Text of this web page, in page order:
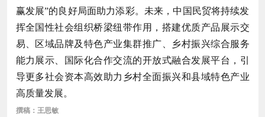
赢发展”的良好局面助力添彩。未来，中国民贸将持续发
挥全国性社会组织桥梁纽带作用，搭建优质产品展示交
易、区域品牌及特色产业集群推广、乡村振兴综合服务
能力展示、国际化合作交流的开放式融合发展平台，引
导更多社会资本高效助力乡村全面振兴和县域特色产业
高质量发展。
撰稿：王思敏